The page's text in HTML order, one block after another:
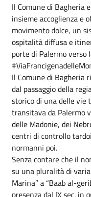
Il Comune di Bagheria
insieme accoglienza e
movimento dolce, un
ospitalità diffusa e
porte di Palermo verso
Il Comune di Bagheria
dal passaggio della
storico di una delle vie
transitava da Palermo
delle Madonie, dei
centri di controllo
normanni poi.
Senza contare che il
su una pluralità di
Marina” a “Baab al-
presenza dal IX sec. in